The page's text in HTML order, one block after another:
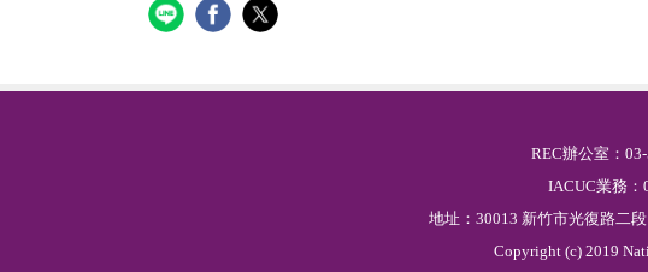
REC辦公室：
IACUC業務：
地址：30013 新竹市光復路二
Copyright (c) 2019